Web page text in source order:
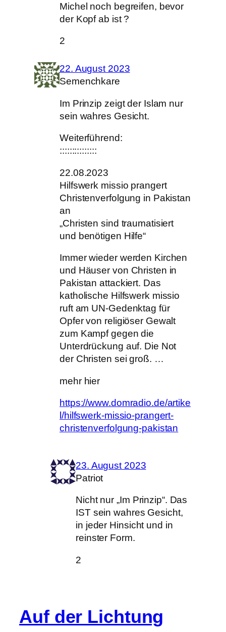
Michel noch begreifen, bevor
der Kopf ab ist ?
2
22. August 2023
Semenchkare
Im Prinzip zeigt der Islam nur
sein wahres Gesicht.
Weiterführend:
:::::::::::::::
22.08.2023
Hilfswerk missio prangert
Christenverfolgung in Pakistan
an
„Christen sind traumatisiert
und benötigen Hilfe“
Immer wieder werden Kirchen
und Häuser von Christen in
Pakistan attackiert. Das
katholische Hilfswerk missio
ruft am UN-Gedenktag für
Opfer von religiöser Gewalt
zum Kampf gegen die
Unterdrückung auf. Die Not
der Christen sei groß. …
mehr hier
https://www.domradio.de/artike
l/hilfswerk-missio-prangert-
christenverfolgung-pakistan
23. August 2023
Patriot
Nicht nur „Im Prinzip“. Das
IST sein wahres Gesicht,
in jeder Hinsicht und in
reinster Form.
2
Auf der Lichtung